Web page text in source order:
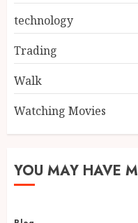
technology
Trading
Walk
Watching Movies
YOU MAY HAVE